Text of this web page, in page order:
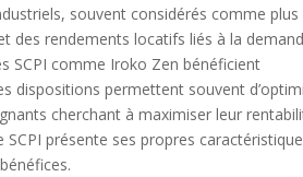
souvent considérés comme plus
des rendements locatifs liés à la
SCPI comme Iroko Zen bénéficient
dispositions permettent souvent
cherchant à maximiser leur
présente ses propres